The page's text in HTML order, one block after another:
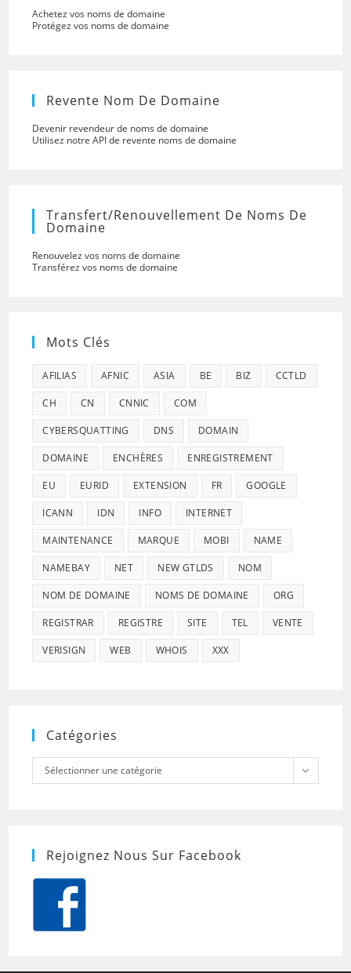
Achetez vos noms de domaine
Protégez vos noms de domaine
Revente Nom De Domaine
Devenir revendeur de noms de domaine
Utilisez notre API de revente noms de domaine
Transfert/renouvellement De Noms De
Domaine
Renouvelez vos noms de domaine
Transférez vos noms de domaine
Mots Clés
AFILIAS AFNIC ASIA BE BIZ CCTLD
CH CN CNNIC COM
CYBERSQUATTING DNS DOMAIN
DOMAINE ENCHÈRES ENREGISTREMENT
EU EURID EXTENSION FR GOOGLE
ICANN IDN INFO INTERNET
MAINTENANCE MARQUE MOBI NAME
NAMEBAY NET NEW GTLDS NOM
NOM DE DOMAINE NOMS DE DOMAINE ORG
REGISTRAR REGISTRE SITE TEL VENTE
VERISIGN WEB WHOIS XXX
Catégories
Catégories
Sélectionner une catégorie
Rejoignez Nous Sur Facebook